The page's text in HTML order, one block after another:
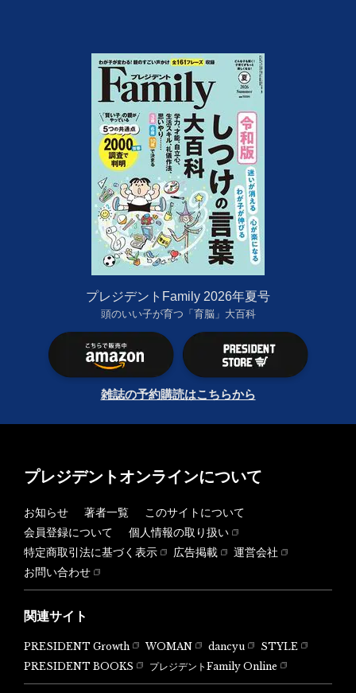
プレジデントFamily 2026年夏号
頭のいい子が育つ「育脳」大百科
雑誌の予約購読はこちらから
プレジデントオンラインについて
お知らせ 著者一覧
このサイトについて
会員登録について
個人情報の取り扱い
特定商取引法に基づく表示
広告掲載
運営会社
お問い合わせ
関連サイト
PRESIDENT Growth WOMAN dancyu
STYLE
PRESIDENT BOOKS
プレジデントFamily Online